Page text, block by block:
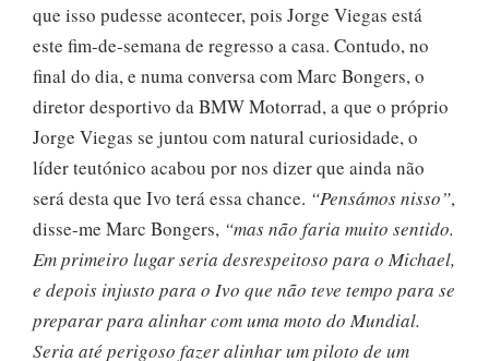
que isso pudesse acontecer, pois Jorge Viegas está
este fim-de-semana de regresso a casa. Contudo, no
final do dia, e numa conversa com Marc Bongers, o
diretor desportivo da BMW Motorrad, a que o próprio
Jorge Viegas se juntou com natural curiosidade, o
líder teutónico acabou por nos dizer que ainda não
será desta que Ivo terá essa chance. “Pensámos nisso”,
disse-me Marc Bongers, “mas não faria muito sentido.
Em primeiro lugar seria desrespeitoso para o Michael,
e depois injusto para o Ivo que não teve tempo para se
preparar para alinhar com uma moto do Mundial.
Seria até perigoso fazer alinhar um piloto de um